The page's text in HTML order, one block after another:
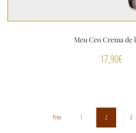
Meu Ceo Crema de
17,90€
Prev 1 2 3